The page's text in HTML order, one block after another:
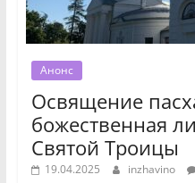
Анонс
Освящение
божественная
Святой Троицы
19.04.2025 inzhavino